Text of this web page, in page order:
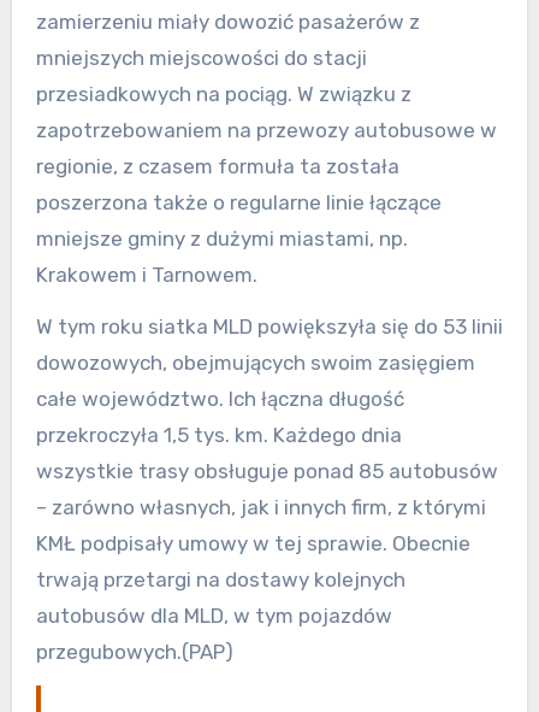
zamierzeniu miały dowozić pasażerów z
mniejszych miejscowości do stacji
przesiadkowych na pociąg. W związku z
zapotrzebowaniem na przewozy autobusowe w
regionie, z czasem formuła ta została
poszerzona także o regularne linie łączące
mniejsze gminy z dużymi miastami, np.
Krakowem i Tarnowem.
W tym roku siatka MLD powiększyła się do 53 linii
dowozowych, obejmujących swoim zasięgiem
całe województwo. Ich łączna długość
przekroczyła 1,5 tys. km. Każdego dnia
wszystkie trasy obsługuje ponad 85 autobusów
– zarówno własnych, jak i innych firm, z którymi
KMŁ podpisały umowy w tej sprawie. Obecnie
trwają przetargi na dostawy kolejnych
autobusów dla MLD, w tym pojazdów
przegubowych.(PAP)